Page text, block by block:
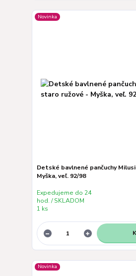
Novinka
Detské bavlnené pančuchy
Myška, veľ. 92/98
Expedujeme do 24
hod. / SKLADOM
1 ks
Novinka